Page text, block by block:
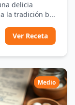
delicia
la tradición b...
Ver Receta
Medio